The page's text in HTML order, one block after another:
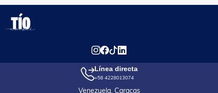
Línea directa
+58 4228013074
Venezuela, Caracas